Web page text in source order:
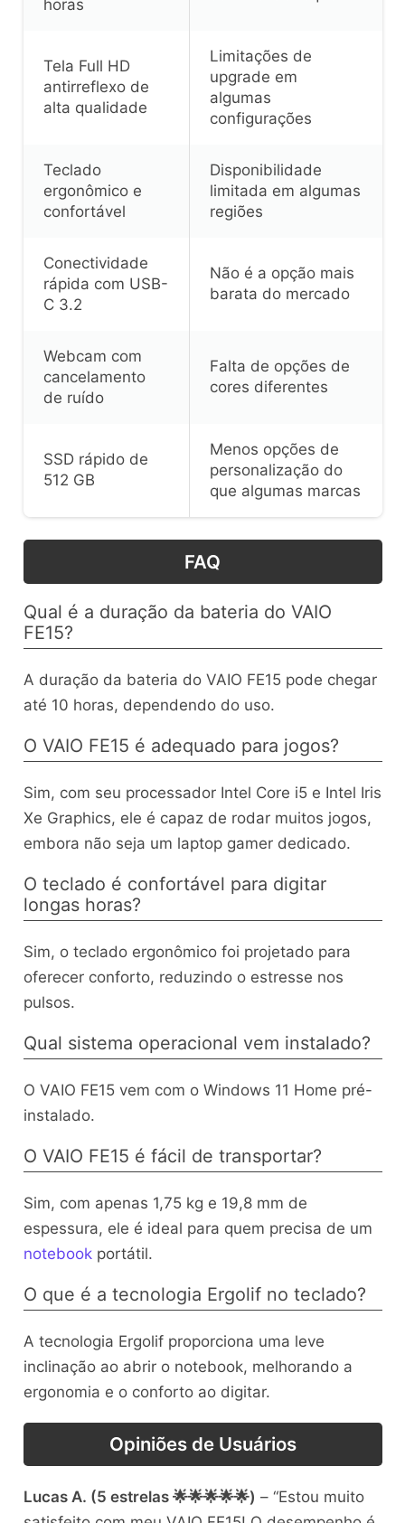
horas
Tela Full HD
antirreflexo de
alta qualidade
Limitações de
upgrade em
algumas
configurações
Teclado
ergonômico e
confortável
Disponibilidade
limitada em algumas
regiões
Conectividade
rápida com USB-
C 3.2
Não é a opção mais
barata do mercado
Webcam com
cancelamento
de ruído
Falta de opções de
cores diferentes
SSD rápido de
512 GB
Menos opções de
personalização do
que algumas marcas
FAQ
Qual é a duração da bateria do VAIO
FE15?
A duração da bateria do VAIO FE15 pode chegar
até 10 horas, dependendo do uso.
O VAIO FE15 é adequado para jogos?
Sim, com seu processador Intel Core i5 e Intel Iris
Xe Graphics, ele é capaz de rodar muitos jogos,
embora não seja um laptop gamer dedicado.
O teclado é confortável para digitar
longas horas?
Sim, o teclado ergonômico foi projetado para
oferecer conforto, reduzindo o estresse nos
pulsos.
Qual sistema operacional vem instalado?
O VAIO FE15 vem com o Windows 11 Home pré-
instalado.
O VAIO FE15 é fácil de transportar?
Sim, com apenas 1,75 kg e 19,8 mm de
espessura, ele é ideal para quem precisa de um
notebookportátil.
O que é a tecnologia Ergolif no teclado?
A tecnologia Ergolif proporciona uma leve
inclinação ao abrir o notebook, melhorando a
ergonomia e o conforto ao digitar.
Opiniões de Usuários
Lucas A. (5 estrelas 🌟🌟🌟🌟🌟) – “Estou muito